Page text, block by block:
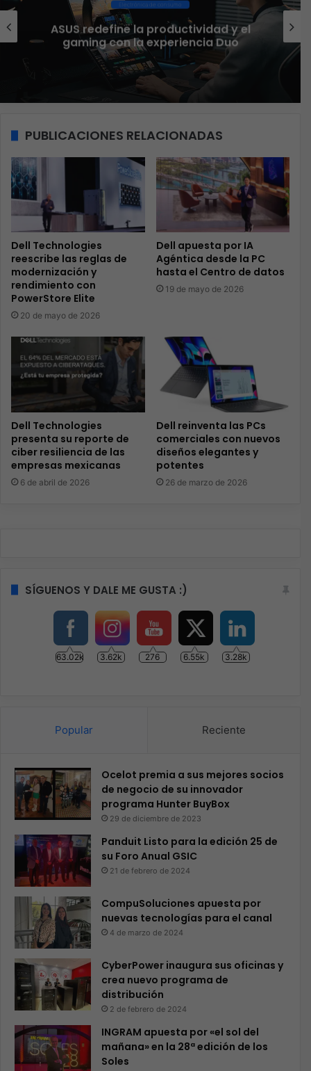
Electrónica de consumo
ASUS redefine la productividad y el
gaming con la experiencia Duo
PUBLICACIONES RELACIONADAS
Dell Technologies
reescribe las reglas de
modernización y
rendimiento con
PowerStore Elite
20 de mayo de 2026
Dell apuesta por IA
Agéntica desde la PC
hasta el Centro de datos
19 de mayo de 2026
Dell Technologies
presenta su reporte de
ciber resiliencia de las
empresas mexicanas
6 de abril de 2026
Dell reinventa las PCs
comerciales con nuevos
diseños elegantes y
potentes
26 de marzo de 2026
SÍGUENOS Y DALE ME GUSTA :)
63.02k 3.62k 276 6.55k 3.28k
Popular Reciente
Ocelot premia a sus mejores socios
de negocio de su innovador
programa Hunter BuyBox
29 de diciembre de 2023
Panduit Listo para la edición 25 de
su Foro Anual GSIC
21 de febrero de 2024
CompuSoluciones apuesta por
nuevas tecnologías para el canal
4 de marzo de 2024
CyberPower inaugura sus oficinas y
crea nuevo programa de
distribución
2 de febrero de 2024
INGRAM apuesta por «el sol del
mañana» en la 28ª edición de los
Soles